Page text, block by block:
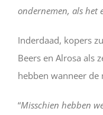
ondernemen, als het
Inderdaad, kopers
Beers en Alrosa als
hebben wanneer
“Misschien hebben